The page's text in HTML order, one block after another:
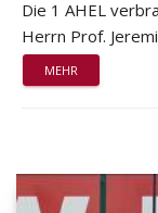
Die 1 AHEL
Herrn Prof.
MEHR